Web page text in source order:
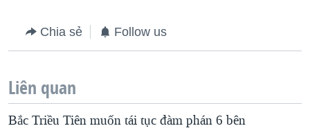
Chia sẻ Follow us
Liên quan
Bắc Triều Tiên muốn tái tục đàm phán 6 bên